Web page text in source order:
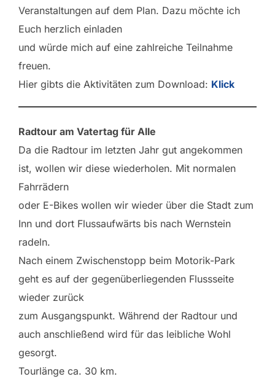
Veranstaltungen auf dem Plan. Dazu möchte ich
Euch herzlich einladen
und würde mich auf eine zahlreiche Teilnahme
freuen.
Hier gibts die Aktivitäten zum Download: Klick
Radtour am Vatertag für Alle
Da die Radtour im letzten Jahr gut angekommen
ist, wollen wir diese wiederholen. Mit normalen
Fahrrädern
oder E-Bikes wollen wir wieder über die Stadt zum
Inn und dort Flussaufwärts bis nach Wernstein
radeln.
Nach einem Zwischenstopp beim Motorik-Park
geht es auf der gegenüberliegenden Flussseite
wieder zurück
zum Ausgangspunkt. Während der Radtour und
auch anschließend wird für das leibliche Wohl
gesorgt.
Tourlänge ca. 30 km.